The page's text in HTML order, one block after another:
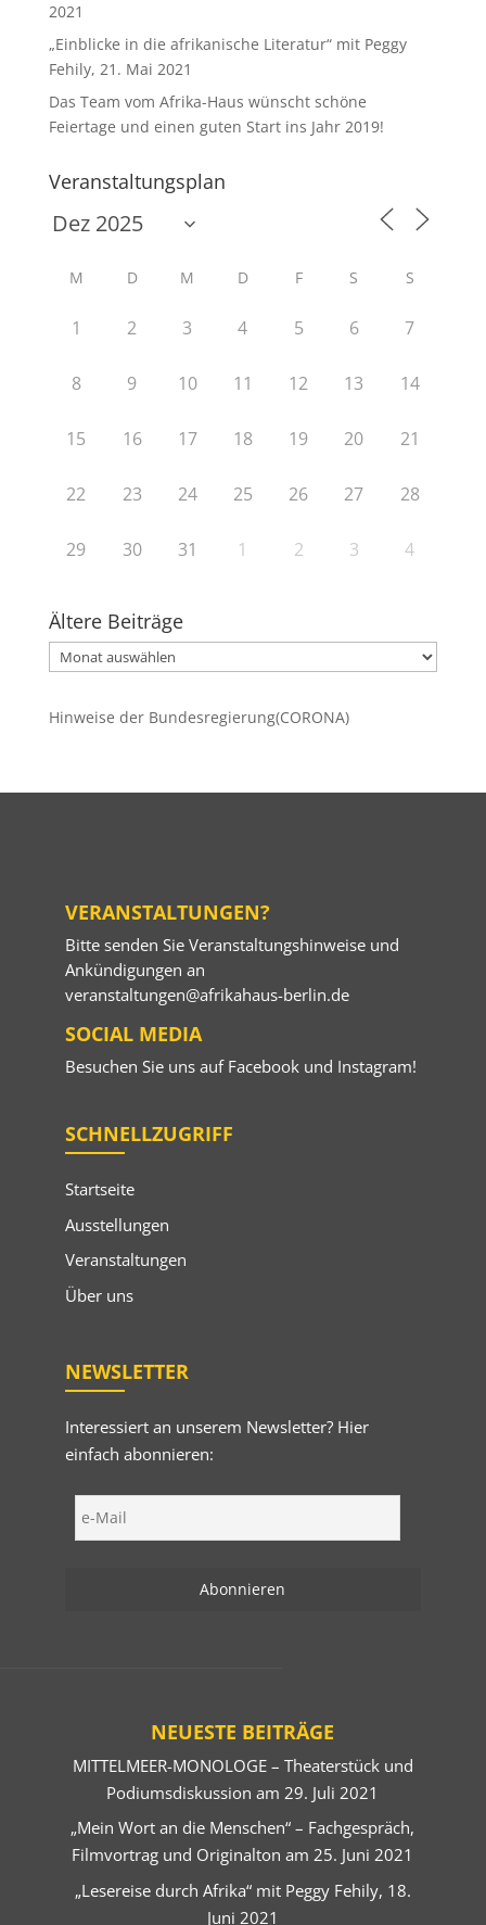
2021
„Einblicke in die afrikanische Literatur“ mit Peggy
Fehily, 21. Mai 2021
Das Team vom Afrika-Haus wünscht schöne
Feiertage und einen guten Start ins Jahr 2019!
Veranstaltungsplan
M D M D F S S
1 2 3 4 5 6 7
8 9 10 11 12 13 14
15 16 17 18 19 20 21
22 23 24 25 26 27 28
29 30 31 1 2 3 4
Ältere Beiträge
Ältere
Beiträge
Hinweise der Bundesregierung(CORONA)
VERANSTALTUNGEN?
Bitte senden Sie Veranstaltungshinweise und
Ankündigungen an
veranstaltungen@afrikahaus-berlin.de
SOCIAL MEDIA
Besuchen Sie uns auf Facebookund Instagram!
SCHNELLZUGRIFF
Startseite
Ausstellungen
Veranstaltungen
Über uns
NEWSLETTER
Interessiert an unserem Newsletter? Hier
einfach abonnieren:
NEUESTE BEITRÄGE
MITTELMEER-MONOLOGE – Theaterstück und
Podiumsdiskussion am 29. Juli 2021
„Mein Wort an die Menschen“ – Fachgespräch,
Filmvortrag und Originalton am 25. Juni 2021
„Lesereise durch Afrika“ mit Peggy Fehily, 18.
Juni 2021